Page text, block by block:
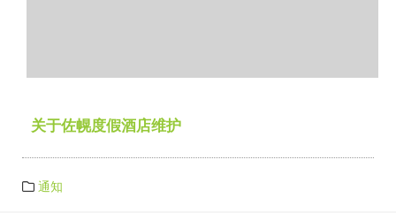
关于佐幌度假酒店维护
通知